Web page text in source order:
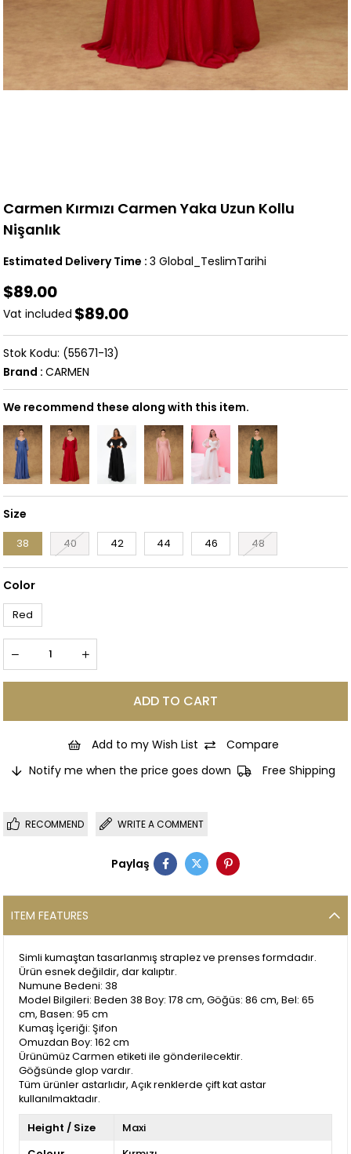
Carmen Kırmızı Carmen Yaka Uzun Kollu
Nişanlık
Estimated Delivery Time : 3 Global_TeslimTarihi
$89.00
Vat included $89.00
(55671-13)
Brand : CARMEN
We recommend these along with this item.
Size
38 40 42 44 46 48
Color
Red
Add to my Wish List
Compare
Notify me when the price goes down
Free Shipping
RECOMMEND WRITE A COMMENT
Paylaş
ITEM FEATURES
Simli kumaştan tasarlanmış straplez ve prenses formdadır.
Ürün esnek değildir, dar kalıptır.
Numune Bedeni: 38
Model Bilgileri: Beden 38 Boy: 178 cm, Göğüs: 86 cm, Bel: 65
cm, Basen: 95 cm
Kumaş İçeriği: Şifon
Omuzdan Boy: 162 cm
Ürünümüz Carmen etiketi ile gönderilecektir.
Göğsünde glop vardır.
Tüm ürünler astarlıdır, Açık renklerde çift kat astar
kullanılmaktadır.
Height / Size
Maxi